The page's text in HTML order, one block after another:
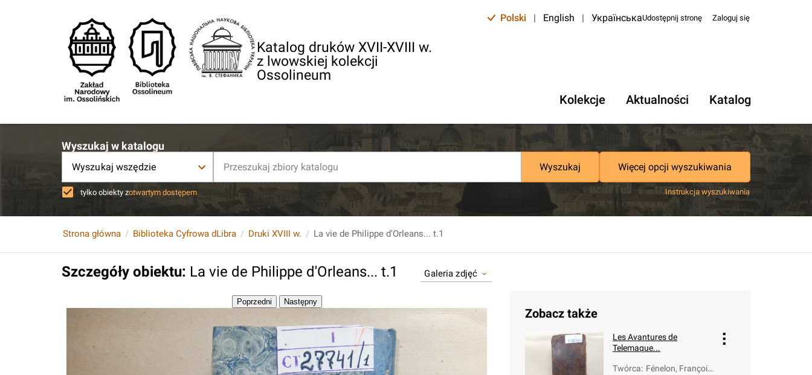
Katalog druków XVII-XVIII w.
z lwowskiej kolekcji
Ossolineum
Polski | English | УкраїнськаUdostępnij stronę Zaloguj się
Kolekcje Aktualności Katalog
Wyszukaj w katalogu
Wyszukaj wszędzie Wyszukaj Więcej opcji wyszukiwania
tylko obiekty zotwartym dostępem Instrukcja wyszukiwania
Strona główna Biblioteka Cyfrowa dLibra Druki XVIII w. La vie de Philippe d'Orleans... t.1
Szczegóły obiektu: La vie de Philippe d'Orleans... t.1 Galeria zdjęć
Zobacz także
Les Avantures de
Telemaque...
Twórca: Fénelon, François